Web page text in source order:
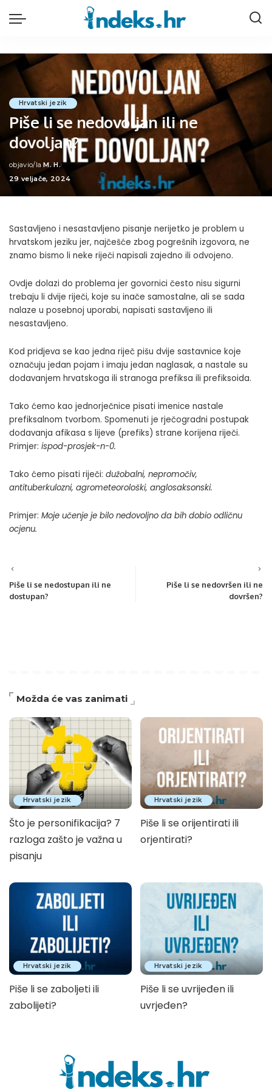
Hrvatski jezik
Piše li se nedovoljan ili ne
dovoljan?
Posted
by
objavio/la M. H.
29 veljače, 2024
Sastavljeno i nesastavljeno pisanje nerijetko je problem u
hrvatskom jeziku jer, najčešće zbog pogrešnih izgovora, ne
znamo bismo li neke riječi napisali zajedno ili odvojeno.
Ovdje dolazi do problema jer govornici često nisu sigurni
trebaju li dvije riječi, koje su inače samostalne, ali se sada
nalaze u posebnoj uporabi, napisati sastavljeno ili
nesastavljeno.
Kod pridjeva se kao jedna riječ pišu dvije sastavnice koje
označuju jedan pojam i imaju jedan naglasak, a nastale su
dodavanjem hrvatskoga ili stranoga prefiksa ili prefiksoida.
Tako ćemo kao jednorječnice pisati imenice nastale
prefiksalnom tvorbom. Spomenuti je rječogradni postupak
dodavanja afikasa s lijeve (prefiks) strane korijena riječi.
Primjer: ispod-prosjek-n-0.
Tako ćemo pisati riječi: dužobalni, nepromočiv,
antituberkulozni, agrometeorološki, anglosaksonski.
Primjer: Moje učenje je bilo nedovoljno da bih dobio odličnu
ocjenu.
Piše li se nedostupan ili ne
dostupan?
Piše li se nedovršen ili ne
dovršen?
Možda će vas zanimati
Hrvatski jezik
Što je personifikacija? 7
razloga zašto je važna u
pisanju
Hrvatski jezik
Piše li se orijentirati ili
orjentirati?
Hrvatski jezik
Piše li se zaboljeti ili
zabolijeti?
Hrvatski jezik
Piše li se uvrijeđen ili
uvrjeđen?